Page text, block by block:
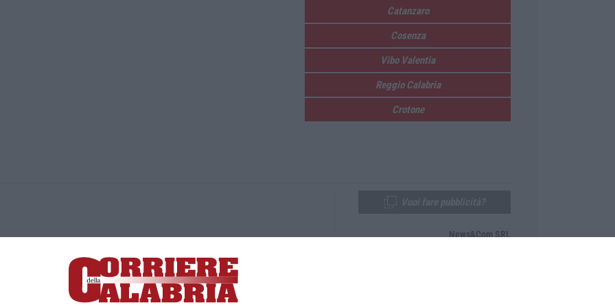
Catanzaro
Cosenza
Vibo Valentia
Reggio Calabria
Crotone
Lamezia Terme (CZ)
responsabile Paola Militano |Privacy
News&Com SRL